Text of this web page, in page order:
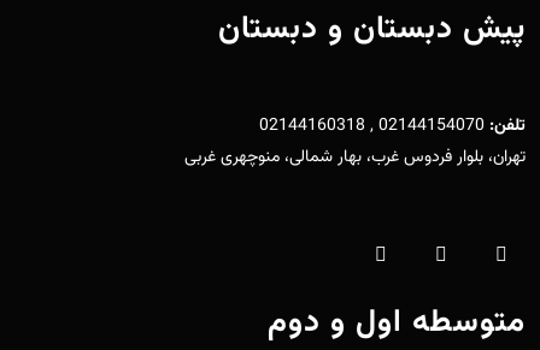
پیش دبستان و دبستان
تلفن: 02144154070 , 02144160318
تهران، بلوار فردوس غرب، بهار شمالی، منوچهری غربی
متوسطه اول و دوم